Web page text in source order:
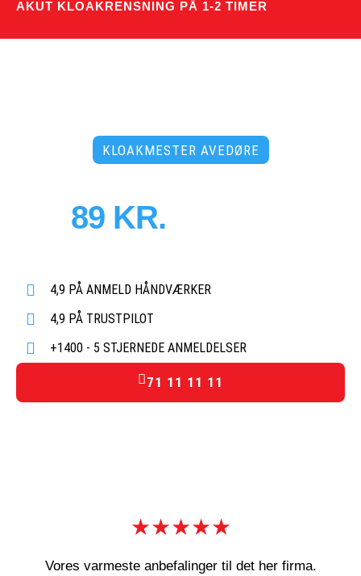
AKUT KLOAKRENSNING PÅ 1-2 TIMER
KLOAKMESTER AVEDØRE
89 KR.
4,9 PÅ ANMELD HÅNDVÆRKER
4,9 PÅ TRUSTPILOT
+1400 - 5 STJERNEDE ANMELDELSER
71 11 11 11
★★★★★
Vores varmeste anbefalinger til det her firma.